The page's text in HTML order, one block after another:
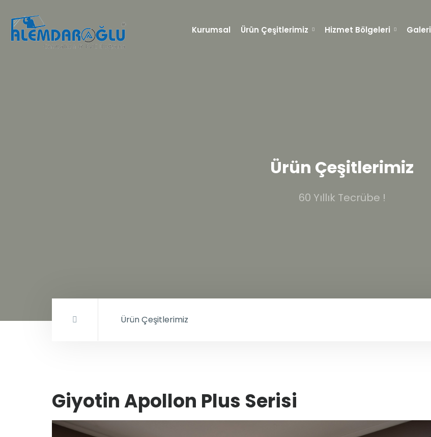
Kurumsal Ürün Çeşitlerimiz Hizmet Bölgeleri Galeri
Ürün Çeşitlerimiz
60 Yıllık Tecrübe !
Ürün Çeşitlerimiz
Giyotin Apollon Plus Serisi